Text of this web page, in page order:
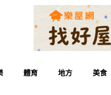
體育 地方 美食